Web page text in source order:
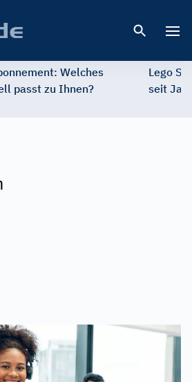
Welches
passt zu Ihnen?
Lego
seit